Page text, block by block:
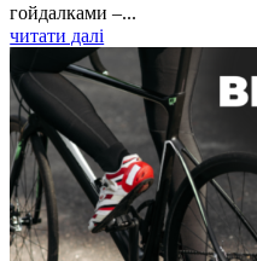
гойдалками –...
читати далі